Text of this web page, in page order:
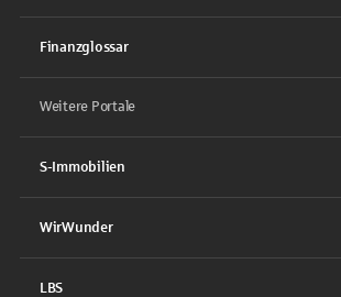
Finanzglossar
Weitere Portale
S-Immobilien
WirWunder
LBS